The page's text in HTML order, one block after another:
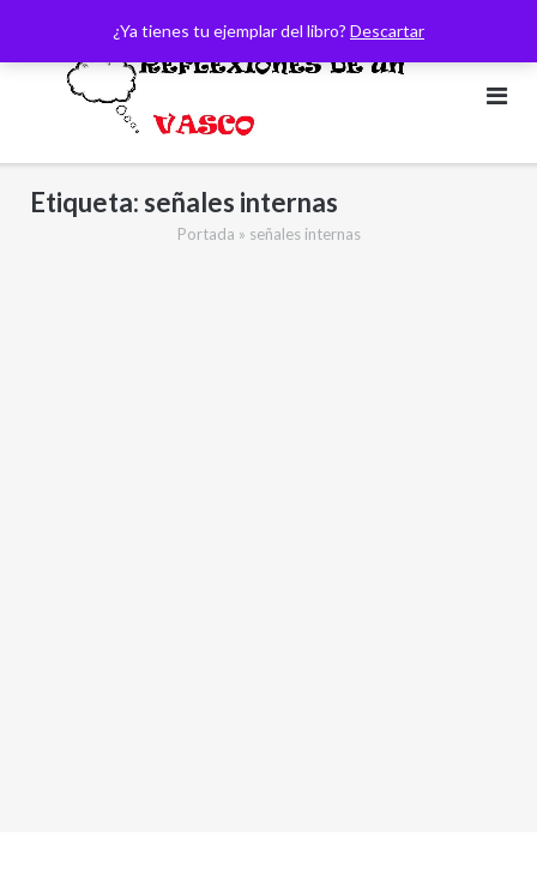
¿Ya tienes tu ejemplar del libro? Descartar
contenido
Etiqueta:señales internas
Portada » señales internas